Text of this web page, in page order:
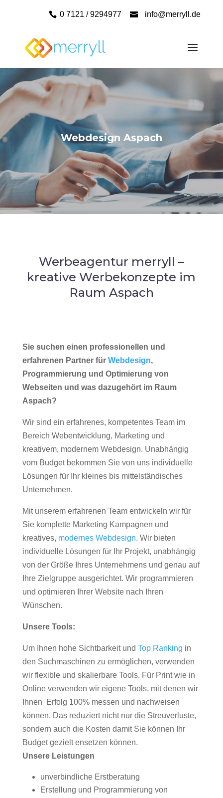
0 7121 / 9294977 info@merryll.de
Webdesign Aspach
Werbeagentur merryll –
kreative Werbekonzepte im
Raum Aspach
Sie suchen einen professionellen und
erfahrenen Partner für Webdesign,
Programmierung und Optimierung von
Webseiten und was dazugehört im Raum
Aspach?
Wir sind ein erfahrenes, kompetentes Team im
Bereich Webentwicklung, Marketing und
kreativem, modernem Webdesign. Unabhängig
vom Budget bekommen Sie von uns individuelle
Lösungen für Ihr kleines bis mittelständisches
Unternehmen.
Mit unserem erfahrenen Team entwickeln wir für
Sie komplette Marketing Kampagnen und
kreatives, modernes Webdesign. Wir bieten
individuelle Lösungen für Ihr Projekt, unabhängig
von der Größe Ihres Unternehmens und genau auf
Ihre Zielgruppe ausgerichtet. Wir programmieren
und optimieren Ihrer Website nach Ihren
Wünschen.
Unsere Tools:
Um Ihnen hohe Sichtbarkeit und Top Ranking in
den Suchmaschinen zu ermöglichen, verwenden
wir flexible und skalierbare Tools. Für Print wie in
Online verwenden wir eigene Tools, mit denen wir
Ihnen Erfolg 100% messen und nachweisen
können. Das reduziert nicht nur die Streuverluste,
sondern auch die Kosten damit Sie können Ihr
Budget gezielt ensetzen können.
Unsere Leistungen
unverbindliche Erstberatung
Erstellung und Programmierung von